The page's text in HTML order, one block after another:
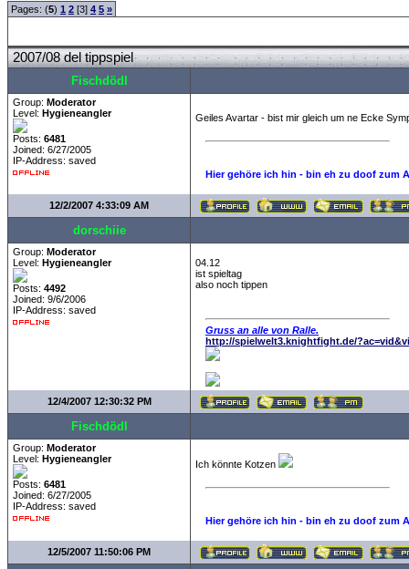
Pages: (5) 1 2 [3] 4 5 »
2007/08 del tippspiel
Fischdödl
Group: Moderator
Level: Hygieneangler
Posts: 6481
Joined: 6/27/2005
IP-Address: saved
Geiles Avartar - bist mir gleich um ne Ecke
Hier gehöre ich hin - bin eh zu doof zum
12/2/2007 4:33:09 AM
dorschiie
Group: Moderator
Level: Hygieneangler
Posts: 4492
Joined: 9/6/2006
IP-Address: saved
04.12
ist spieltag
also noch tippen
Gruss an alle von Ralle.
http://spielwelt3.knightfight.de/
12/4/2007 12:30:32 PM
Fischdödl
Group: Moderator
Level: Hygieneangler
Posts: 6481
Joined: 6/27/2005
IP-Address: saved
Ich könnte Kotzen
Hier gehöre ich hin - bin eh zu doof zum
12/5/2007 11:50:06 PM